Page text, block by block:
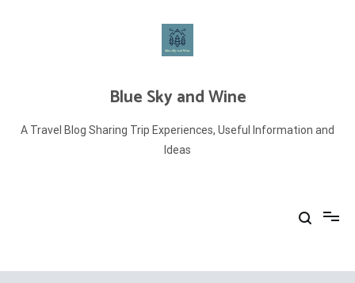
Blue Sky and Wine
A Travel Blog Sharing Trip Experiences, Useful Information and
Ideas